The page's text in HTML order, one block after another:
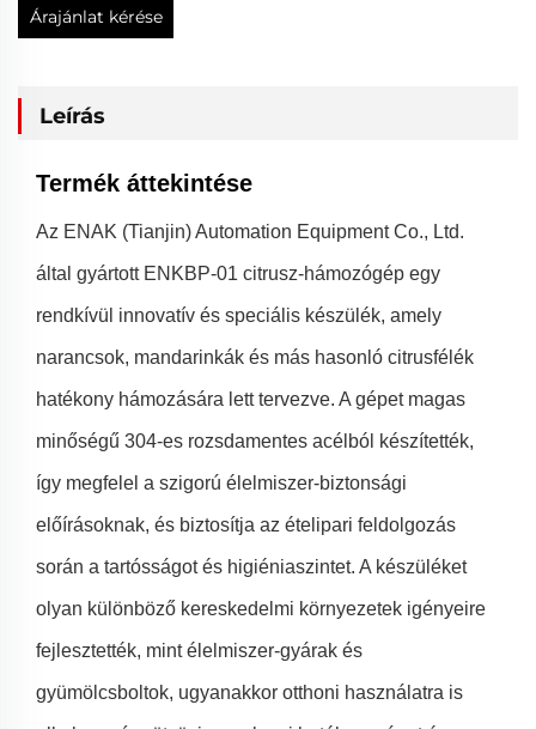
Árajánlat kérése
Leírás
Termék áttekintése
Az ENAK (Tianjin) Automation Equipment Co., Ltd.
által gyártott ENKBP-01 citrusz-hámozógép egy
rendkívül innovatív és speciális készülék, amely
narancsok, mandarinkák és más hasonló citrusfélék
hatékony hámozására lett tervezve. A gépet magas
minőségű 304-es rozsdamentes acélból készítették,
így megfelel a szigorú élelmiszer-biztonsági
előírásoknak, és biztosítja az ételipari feldolgozás
során a tartósságot és higiéniaszintet. A készüléket
olyan különböző kereskedelmi környezetek igényeire
fejlesztették, mint élelmiszer-gyárak és
gyümölcsboltok, ugyanakkor otthoni használatra is